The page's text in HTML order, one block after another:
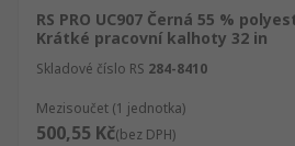
RS PRO UC907 Černá 55 %
Krátké pracovní kalhoty 32 in
Skladové číslo RS 284-8410
Mezisoučet (1 jednotka)
500,55 Kč(bez DPH)